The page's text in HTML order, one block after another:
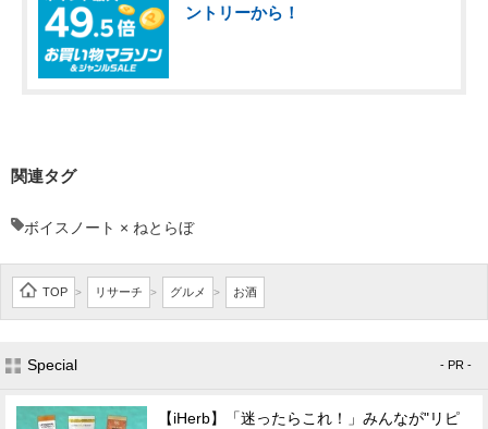
ントリーから！
関連タグ
ボイスノート × ねとらぼ
TOP > リサーチ > グルメ > お酒
Special - PR -
【iHerb】「迷ったらこれ！」みんなが"リピ